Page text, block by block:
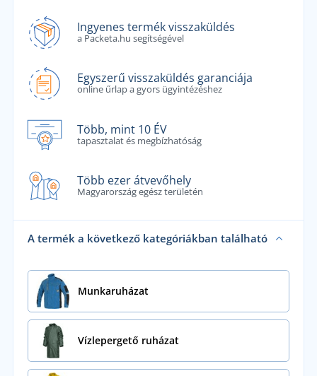
Ingyenes termék visszaküldés
a Packeta.hu segítségével
Egyszerű visszaküldés garanciája
online űrlap a gyors ügyintézéshez
Több, mint 10 ÉV
tapasztalat és megbízhatóság
Több ezer átvevőhely
Magyarország egész területén
A termék a következő kategóriákban található
Munkaruházat
Vízlepergető ruházat